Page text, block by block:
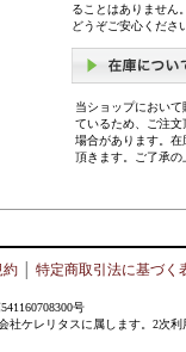
ることはありません
どうぞご安心くださ
当ショップにおい
ているため、ご注
場合があります。
頂きます。ご了承
約 特定商取引法に基づく
号
社ケレリタスに属します。2次